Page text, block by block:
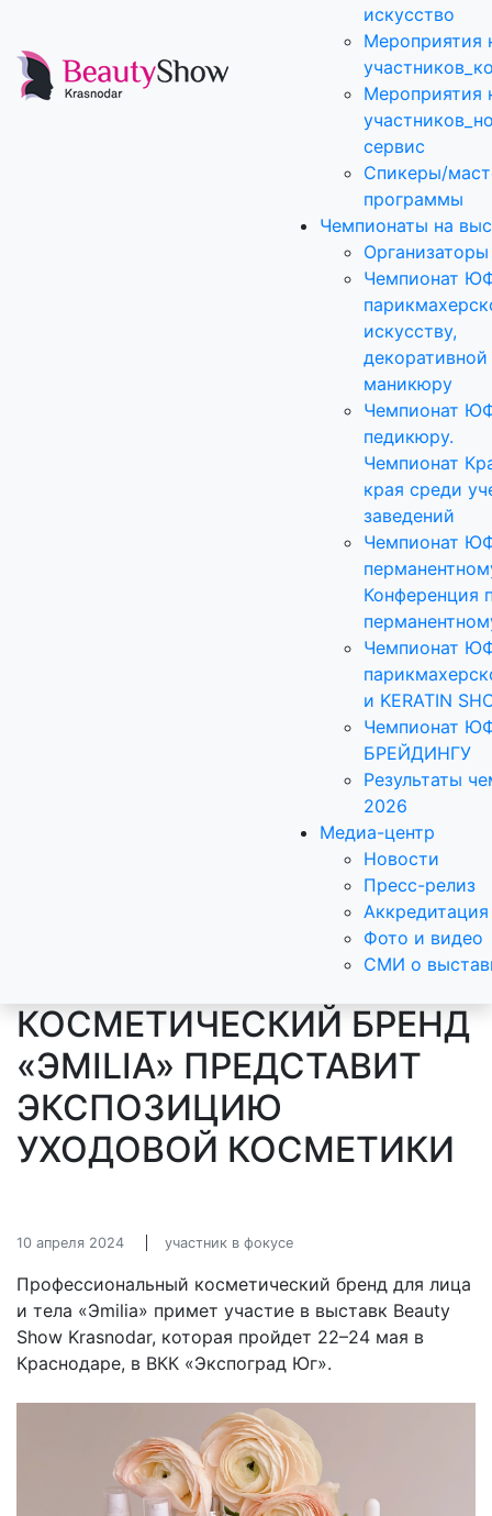
искусство
Мероприятия
Мероприятия
сервис
Спикеры/
программы
Чемпионаты на
Организаторы
Чемпионат
искусству,
маникюру
Чемпионат
педикюру.
Чемпионат
края среди
заведений
Чемпионат
Конференция
Чемпионат
и KERATIN
Чемпионат
БРЕЙДИНГУ
Результаты
2026
Медиа-центр
Новости
Пресс-релиз
Фото и видео
СМИ о
КОСМЕТИЧЕСКИЙ БРЕНД
«ЭMILIA» ПРЕДСТАВИТ
ЭКСПОЗИЦИЮ
УХОДОВОЙ КОСМЕТИКИ
10 апреля 2024 участник в фокусе
Профессиональный косметический бренд для лица
и тела «Эmilia» примет участие в выставк Beauty
Show Krasnodar, которая пройдет 22–24 мая в
Краснодаре, в ВКК «Экспоград Юг».